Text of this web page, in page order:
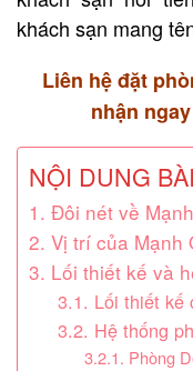
khách sạn mang
Liên hệ đặt
nhận
NỘI DUNG
1. Đôi nét về
2. Vị trí của Mạnh
3. Lối thiết kế và
3.1. Lối thiết kế
3.2. Hệ thống
3.2.1. Phòng